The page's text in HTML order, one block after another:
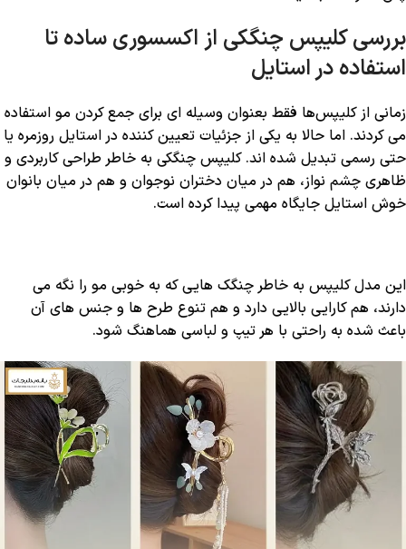
بررسی کلیپس چنگکی از اکسسوری ساده تا
استفاده در استایل
زمانی از کلیپس‌ها فقط بعنوان وسیله ‌ای برای جمع ‌کردن مو استفاده
می کردند. اما حالا به یکی از جزئیات تعیین ‌کننده در استایل روزمره یا
حتی رسمی تبدیل شده‌ اند. کلیپس چنگکی به ‌خاطر طراحی کاربردی و
ظاهری چشم ‌نواز، هم در میان دختران نوجوان و هم در میان بانوان
خوش ‌استایل جایگاه مهمی پیدا کرده است.
این مدل کلیپس به خاطر چنگک ‌هایی که به ‌خوبی مو را نگه می
‌دارند، هم کارایی بالایی دارد و هم تنوع طرح‌ ها و جنس ‌های آن
باعث شده به راحتی با هر تیپ و لباسی هماهنگ شود.